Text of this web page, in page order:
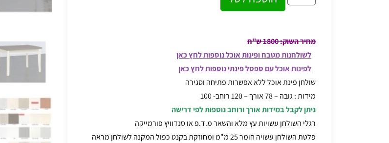
מחיר השוק: 1800 ש"ח
לשולחנות מטבח ופינות אוכל נוספות לחץ כאן
לפינות אוכל עם ספסל פינתי נוספות לחץ כאן
שולחן פינת אוכל ללא אפשרות פתיחה וסגירה
מידות : גובה – 78 אורך – 120 רוחב- 100
ניתן לקבל במידות אורך ורוחב נוספות לפי דרישה
רגלי השולחן עשויות עץ מלא והשאר מ.ד.פאו סנדוויץ פורמייקה
פלטת השולחן עשויה חומר 25 מ"מ ומחוזקת בקנט כפול המקנה לשולחן מראה